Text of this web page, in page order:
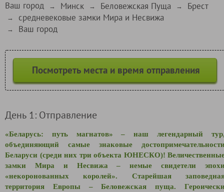
Ваш город → Минск → Беловежская Пуща → Брест
→ средневековые замки Мира и Несвижа
→ Ваш город
Посмотреть места и время отправления
День 1: Отправление
«Беларусь: путь магнатов» – наш легендарный
объединяющий самые знаковые
Беларуси (среди них три объекта ЮНЕСКО)!
замки Мира и Несвижа – немые свидетели
«некоронованных королей». Старейшая
территория Европы – Беловежская пуща.